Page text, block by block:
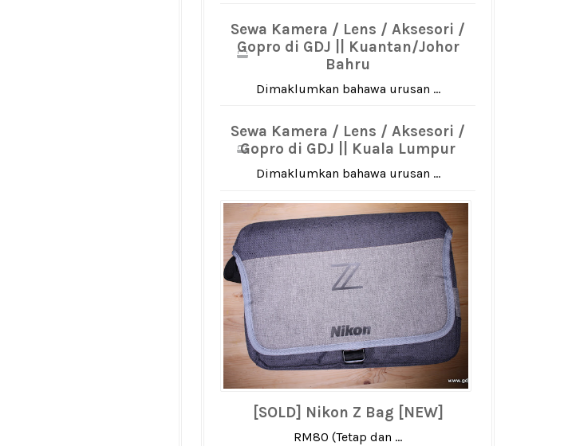
Sewa Kamera / Lens / Aksesori /
Gopro di GDJ || Kuantan/Johor
Bahru
Dimaklumkan bahawa urusan ...
Sewa Kamera / Lens / Aksesori /
Gopro di GDJ || Kuala Lumpur
Dimaklumkan bahawa urusan ...
[SOLD] Nikon Z Bag [NEW]
RM80 (Tetap dan ...